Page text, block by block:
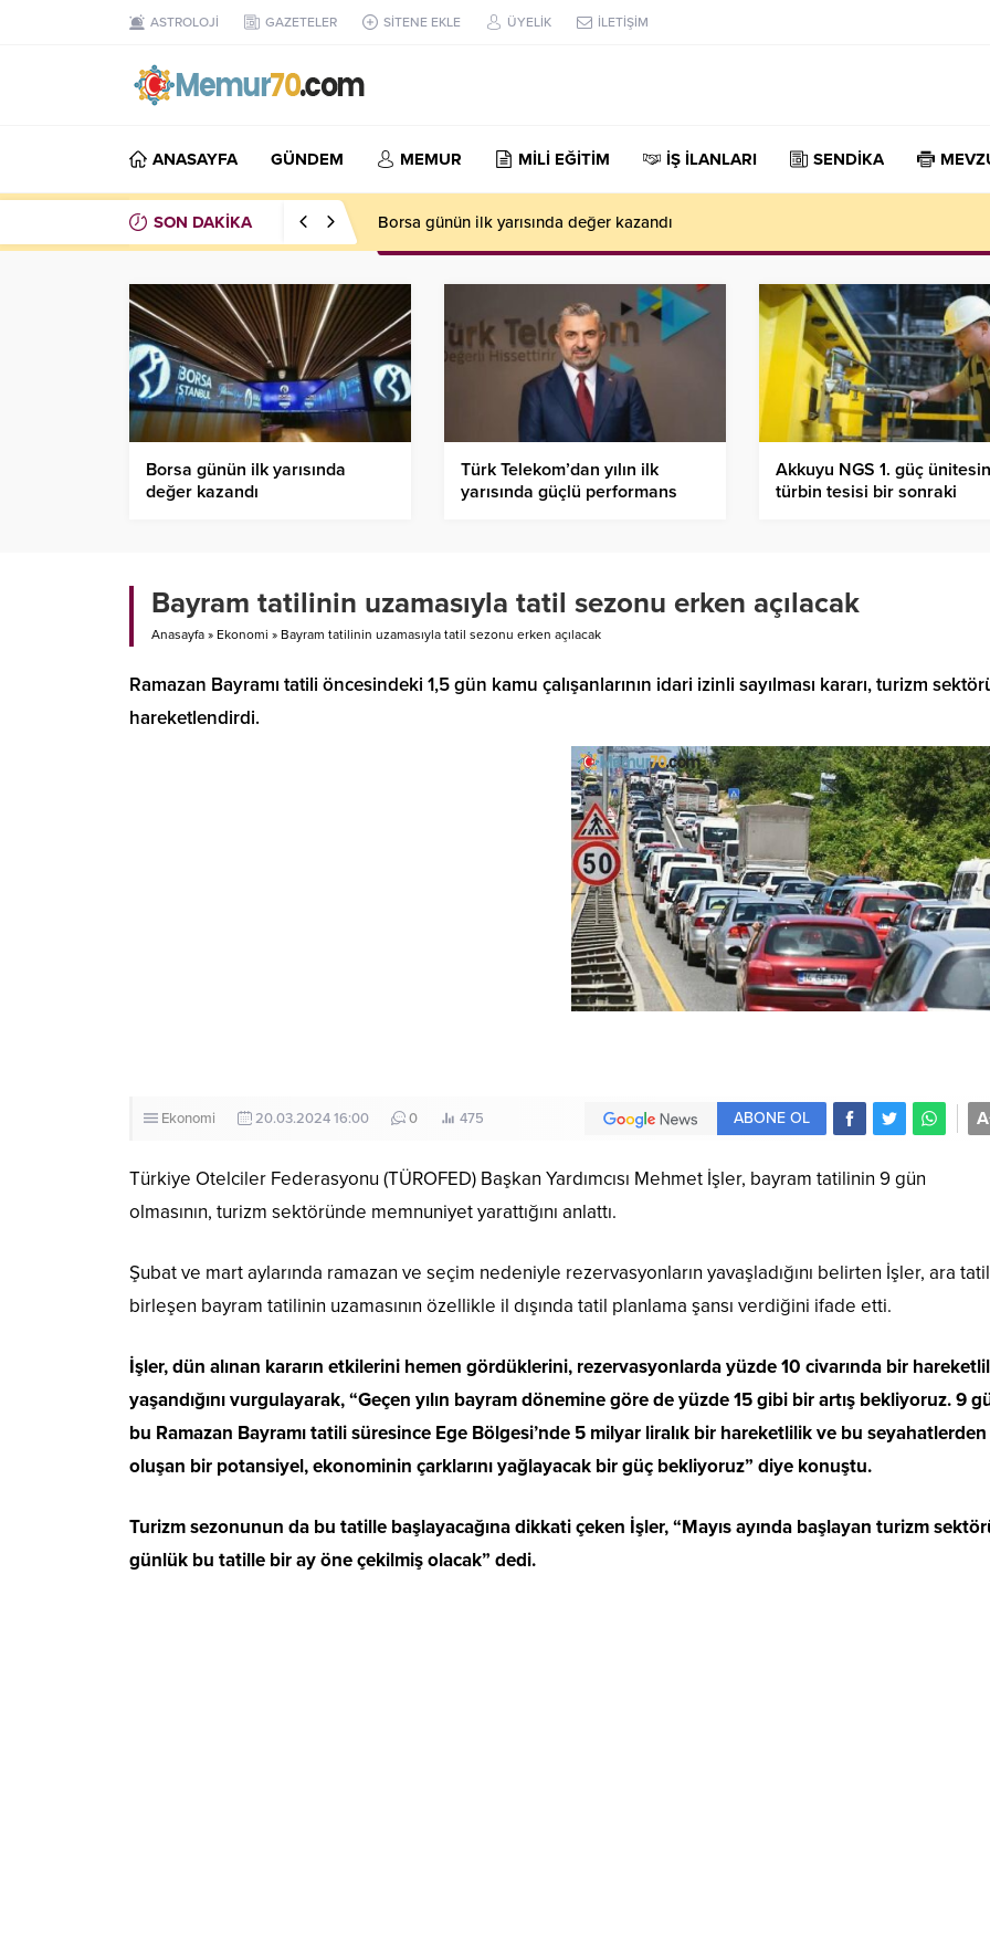
ASTROLOJİ GAZETELER SİTENE EKLE ÜYELİK İLETİŞİM
ANASAYFA GÜNDEM MEMUR MİLİ EĞİTİM İŞ İLANLARI SENDİKA
SON DAKİKA Akkuyu NGS 1. güç ünitesindeki türbin tesisi bir sonraki devreye alma aşamasına
Borsa günün ilk yarısında
değer kazandı
Türk Telekom’dan yılın ilk
yarısında güçlü performans
Akkuyu NGS 1. güç
türbin tesisi bir sonraki
Bayram tatilinin uzamasıyla tatil sezonu erken açılacak
Anasayfa » Ekonomi » Bayram tatilinin uzamasıyla tatil sezonu erken açılacak
Ramazan Bayramı tatili öncesindeki 1,5 gün kamu çalışanlarının idari izinli sayılması kararı, turizm
hareketlendirdi.
Ekonomi 20.03.2024 16:00 0 475 A
ABONE OL
Türkiye Otelciler Federasyonu (TÜROFED) Başkan Yardımcısı Mehmet İşler, bayram tatilinin 9 gün
olmasının, turizm sektöründe memnuniyet yarattığını anlattı.
Şubat ve mart aylarında ramazan ve seçim nedeniyle rezervasyonların yavaşladığını belirten İşler, ara
birleşen bayram tatilinin uzamasının özellikle il dışında tatil planlama şansı verdiğini ifade etti.
İşler, dün alınan kararın etkilerini hemen gördüklerini, rezervasyonlarda yüzde 10 civarında bir
yaşandığını vurgulayarak, “Geçen yılın bayram dönemine göre de yüzde 15 gibi bir artış bekliyoruz. 9
bu Ramazan Bayramı tatili süresince Ege Bölgesi’nde 5 milyar liralık bir hareketlilik ve bu seyahatlerden
oluşan bir potansiyel, ekonominin çarklarını yağlayacak bir güç bekliyoruz” diye konuştu.
Turizm sezonunun da bu tatille başlayacağına dikkati çeken İşler, “Mayıs ayında başlayan turizm
günlük bu tatille bir ay öne çekilmiş olacak” dedi.